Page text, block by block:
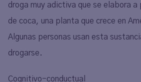
droga muy adictiva que se elabora a
de coca, una planta que crece en
Algunas personas usan esta
drogarse.
Cognitivo-conductual